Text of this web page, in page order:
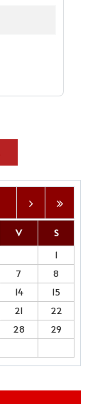
V
S
1
7
8
14
15
21
22
28
29